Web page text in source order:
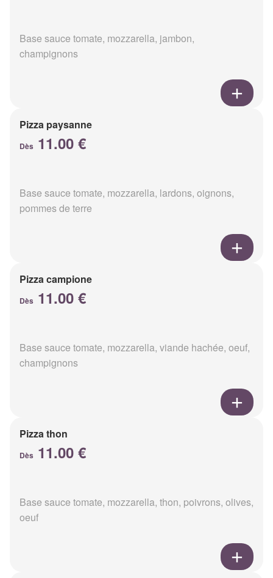
Base sauce tomate, mozzarella, jambon,
champignons
Pizza paysanne
Dès 11.00 €
Base sauce tomate, mozzarella, lardons, oignons,
pommes de terre
Pizza campione
Dès 11.00 €
Base sauce tomate, mozzarella, viande hachée, oeuf,
champignons
Pizza thon
Dès 11.00 €
Base sauce tomate, mozzarella, thon, poivrons, olives,
oeuf